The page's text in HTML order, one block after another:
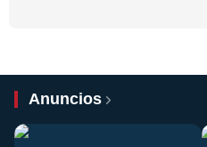
Anuncios